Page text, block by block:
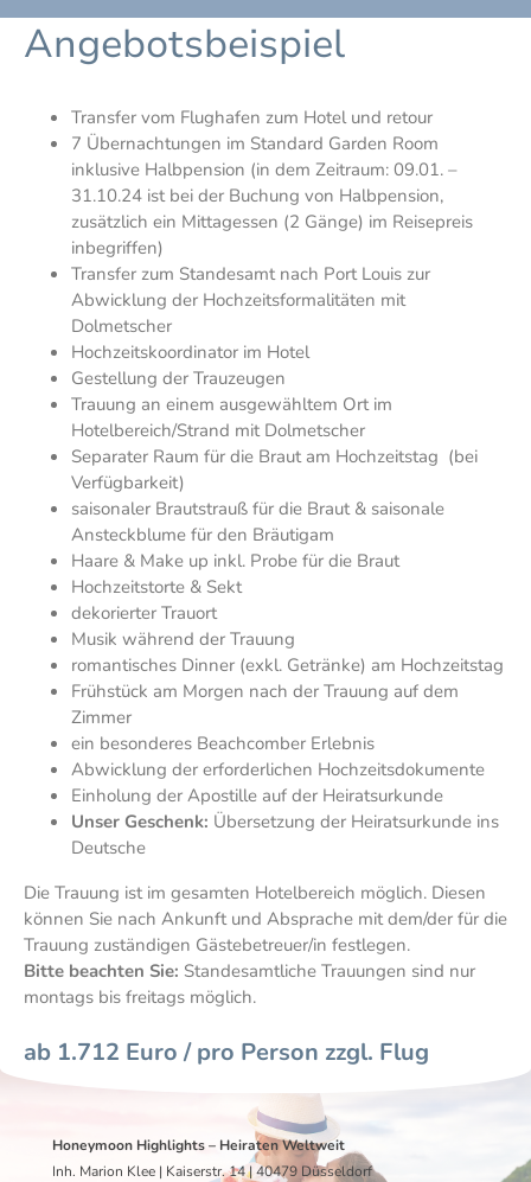
Angebotsbeispiel
Transfer vom Flughafen zum Hotel und retour
7 Übernachtungen im Standard Garden Room
inklusive Halbpension (in dem Zeitraum: 09.01. –
31.10.24 ist bei der Buchung von Halbpension,
zusätzlich ein Mittagessen (2 Gänge) im Reisepreis
inbegriffen)
Transfer zum Standesamt nach Port Louis zur
Abwicklung der Hochzeitsformalitäten mit
Dolmetscher
Hochzeitskoordinator im Hotel
Gestellung der Trauzeugen
Trauung an einem ausgewähltem Ort im
Hotelbereich/Strand mit Dolmetscher
Separater Raum für die Braut am Hochzeitstag (bei
Verfügbarkeit)
saisonaler Brautstrauß für die Braut & saisonale
Ansteckblume für den Bräutigam
Haare & Make up inkl. Probe für die Braut
Hochzeitstorte & Sekt
dekorierter Trauort
Musik während der Trauung
romantisches Dinner (exkl. Getränke) am Hochzeitstag
Frühstück am Morgen nach der Trauung auf dem
Zimmer
ein besonderes Beachcomber Erlebnis
Abwicklung der erforderlichen Hochzeitsdokumente
Einholung der Apostille auf der Heiratsurkunde
Unser Geschenk: Übersetzung der Heiratsurkunde ins
Deutsche
​Die Trauung ist im gesamten Hotelbereich möglich. Diesen
können Sie nach Ankunft und Absprache mit dem/der für die
Trauung zuständigen Gästebetreuer/in festlegen.
Bitte beachten Sie: Standesamtliche Trauungen sind nur
montags bis freitags möglich.
ab 1.712 Euro / pro Person zzgl. Flug
Honeymoon Highlights – Heiraten Weltweit
Inh. Marion Klee | Kaiserstr. 14 | 40479 Düsseldorf